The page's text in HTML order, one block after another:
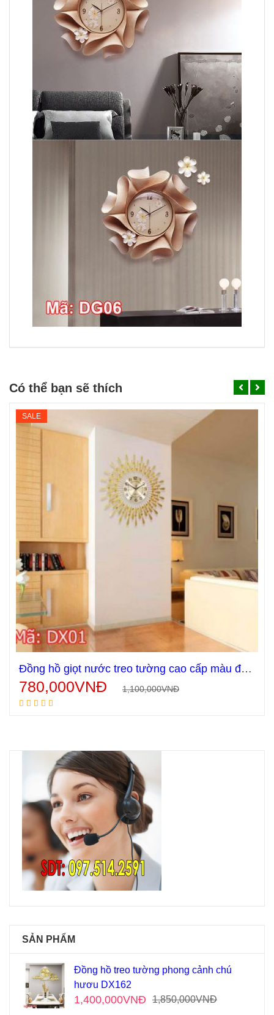
Có thể bạn sẽ thích
SALE
Đồng hồ giọt nước treo tường cao cấp màu đen và vàng DX01
1,100,000VNĐ
780,000VNĐ
SẢN PHẨM
Đồng hồ treo tường phong cảnh chú
hươu DX162
1,850,000VNĐ
1,400,000VNĐ